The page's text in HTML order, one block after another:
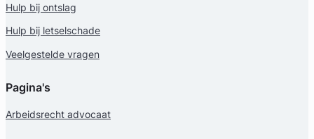
Hulp bij ontslag
Hulp bij letselschade
Veelgestelde vragen
Pagina's
Arbeidsrecht advocaat